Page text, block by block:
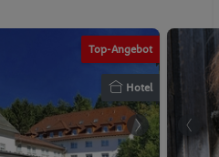
Top-Angebot
Hotel